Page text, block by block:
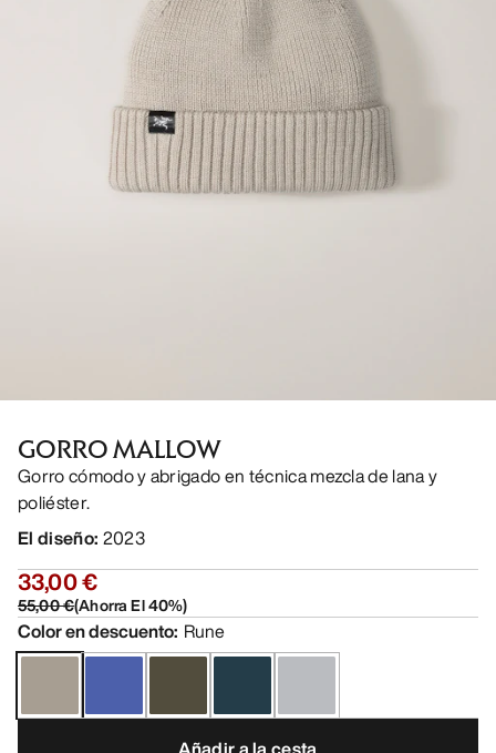
GORRO MALLOW
Gorro cómodo y abrigado en técnica mezcla de lana y
poliéster.
El diseño: 2023
33,00 €
55,00 €(Ahorra El40%)
Color en descuento: Rune